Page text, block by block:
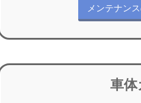
メンテナン
車体